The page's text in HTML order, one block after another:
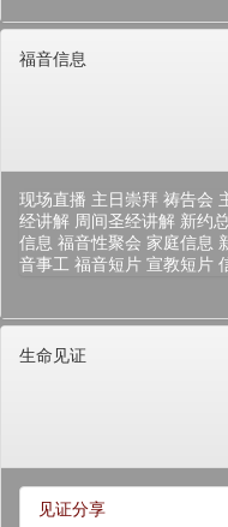
福音信息
现场直播 主日崇拜 祷告会
经讲解 周间圣经讲解 新约
信息 福音性聚会 家庭信息
音事工 福音短片 宣教短片
生命见证
见证分享